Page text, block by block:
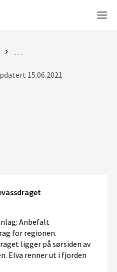
Vassdragsforvaltning
15.06.2021
Anbefalt
for regionen.
ligger på sørsiden av
Elva renner ut i fjorden